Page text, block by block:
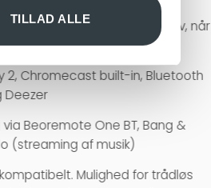
TILLAD ALLE
som et musiksystem i sig selv, når
2, Chromecast built-in, Bluetooth
Deezer
Beoremote One BT, Bang &
(streaming af musik)
Mulighed for trådløs